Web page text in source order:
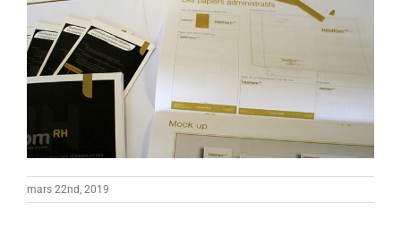
mars 22nd, 2019